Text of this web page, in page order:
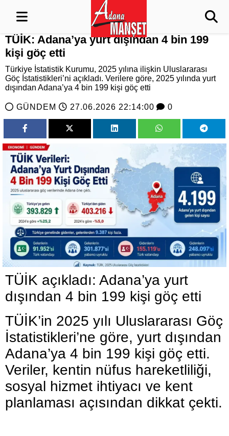
TÜİK: Adana’ya yurt dışından 4 bin 199
kişi göç etti
Türkiye İstatistik Kurumu, 2025 yılına ilişkin Uluslararası
Göç İstatistikleri’ni açıkladı. Verilere göre, 2025 yılında yurt
dışından Adana’ya 4 bin 199 kişi göç etti
GÜNDEM 27.06.2026 22:14:00 0
TÜİK açıkladı: Adana’ya yurt
dışından 4 bin 199 kişi göç etti
TÜİK’in 2025 yılı Uluslararası Göç
İstatistikleri’ne göre, yurt dışından
Adana’ya 4 bin 199 kişi göç etti.
Veriler, kentin nüfus hareketliliği,
sosyal hizmet ihtiyacı ve kent
planlaması açısından dikkat çekti.